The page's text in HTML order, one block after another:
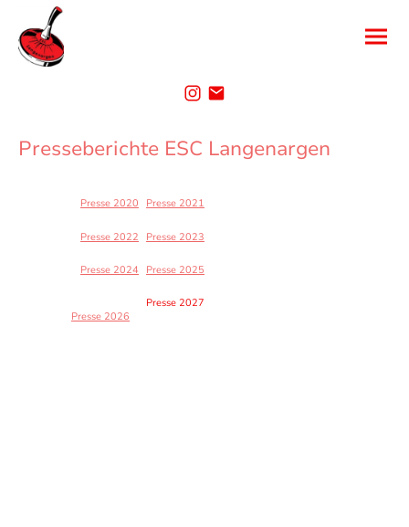
Presseberichte ESC Langenargen
Presse 2020 Presse 2021
Presse 2022 Presse 2023
Presse 2024 Presse 2025
Presse 2026
Presse 2027